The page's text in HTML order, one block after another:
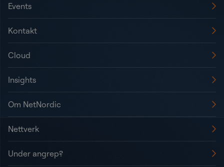
Events
Kontakt
Cloud
Insights
Om NetNordic
Nettverk
Under angrep?